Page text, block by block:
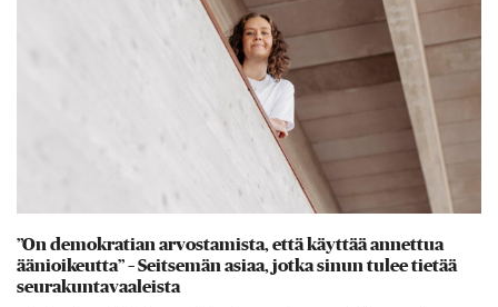
”On demokratian arvostamista, että käyttää annettua
äänioikeutta” – Seitsemän asiaa, jotka sinun tulee tietää
seurakuntavaaleista